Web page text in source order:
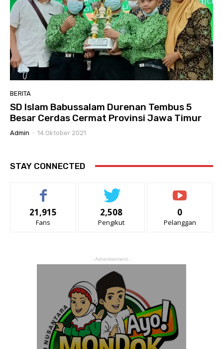
BERITA
SD Islam Babussalam Durenan Tembus 5
Besar Cerdas Cermat Provinsi Jawa Timur
Admin - 14 Oktober 2021
STAY CONNECTED
21,915
Fans
2,508
Pengikut
0
Pelanggan
- Advertisement -